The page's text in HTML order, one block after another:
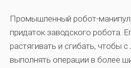
Промышленный робот-
придаток заводского робота.
растягивать и сгибать, чтобы
выполнять операции в более